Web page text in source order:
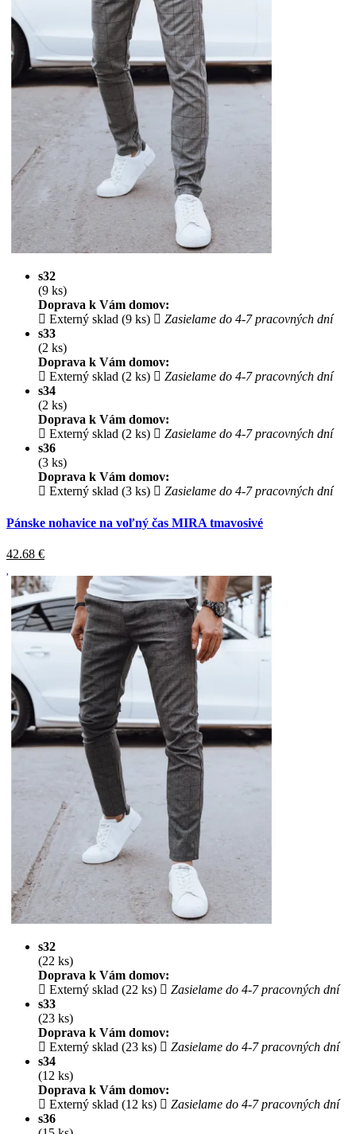
s32
(9 ks)
Doprava k Vám domov:
Externý sklad (9 ks)
Zasielame do 4-7 pracovných dní
s33
(2 ks)
Doprava k Vám domov:
Externý sklad (2 ks)
Zasielame do 4-7 pracovných dní
s34
(2 ks)
Doprava k Vám domov:
Externý sklad (2 ks)
Zasielame do 4-7 pracovných dní
s36
(3 ks)
Doprava k Vám domov:
Externý sklad (3 ks)
Zasielame do 4-7 pracovných dní
Pánske nohavice na voľný čas MIRA tmavosivé
42.68 €
s32
(22 ks)
Doprava k Vám domov:
Externý sklad (22 ks)
Zasielame do 4-7 pracovných dní
s33
(23 ks)
Doprava k Vám domov:
Externý sklad (23 ks)
Zasielame do 4-7 pracovných dní
s34
(12 ks)
Doprava k Vám domov:
Externý sklad (12 ks)
Zasielame do 4-7 pracovných dní
s36